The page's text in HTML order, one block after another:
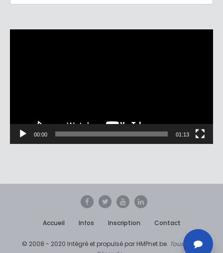
00:00 01:13
Accueil Infos Inscription Contact
© 2008 - 2020 Intégré et propulsé par HMPnet.be. Tous Droits